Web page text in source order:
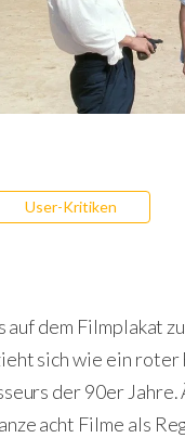
User-Kritiken
auf dem Filmplakat
sich wie ein roter
der 90er
acht Filme als